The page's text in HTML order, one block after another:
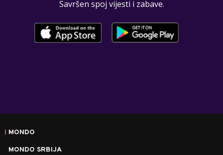
Savršen spoj vijesti i zabave.
MONDO
MONDO SRBIJA